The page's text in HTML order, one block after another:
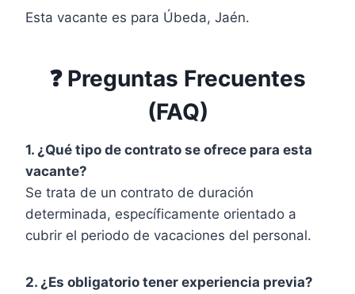
Esta vacante es para Úbeda, Jaén.
❓ Preguntas Frecuentes
(FAQ)
1. ¿Qué tipo de contrato se ofrece para esta
vacante?
Se trata de un contrato de duración
determinada, específicamente orientado a
cubrir el periodo de vacaciones del personal.
2. ¿Es obligatorio tener experiencia previa?